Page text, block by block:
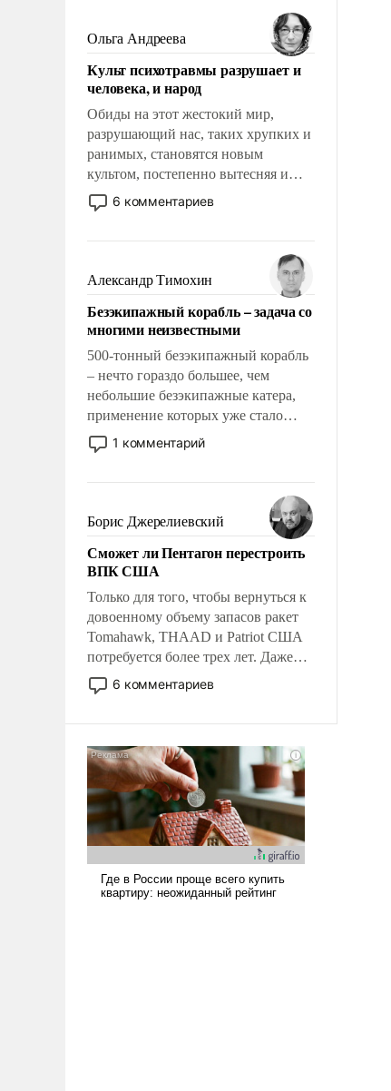
Ольга Андреева
Культ психотравмы разрушает и
человека, и народ
Обиды на этот жестокий мир,
разрушающий нас, таких хрупких и
ранимых, становятся новым
культом, постепенно вытесняя и
отменяя традиционное требование к
человеку – быть мужественным и
на себя ответственность, помогать
слабым, идти вперед и
адаптироваться.
6 комментариев
Александр Тимохин
Безэкипажный корабль – задача со
многими неизвестными
500-тонный безэкипажный корабль
– нечто гораздо большее, чем
небольшие безэкипажные катера,
применение которых уже стало
обыденностью. Задача по созданию
такого корабля очень сложна и
реализация радикально поднимет
наши боевые возможности.
1 комментарий
Борис Джерелиевский
Сможет ли Пентагон перестроить
ВПК США
Только для того, чтобы вернуться к
довоенному объему запасов ракет
Tomahawk, THAAD и Patriot США
потребуется более трех лет. Даже
небольшая война с Ираном
опустошила американские
уязвимости США, например, перед
Китаем.
6 комментариев